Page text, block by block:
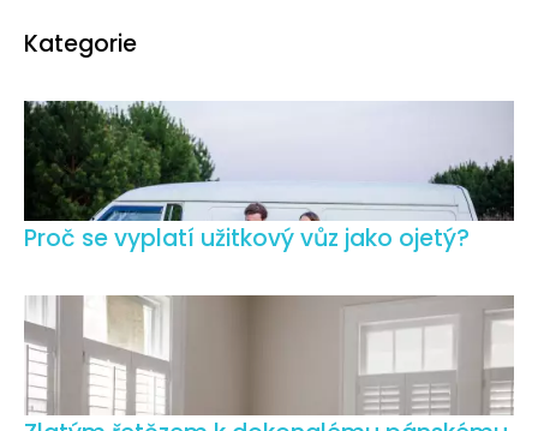
Kategorie
Proč se vyplatí užitkový vůz jako ojetý?